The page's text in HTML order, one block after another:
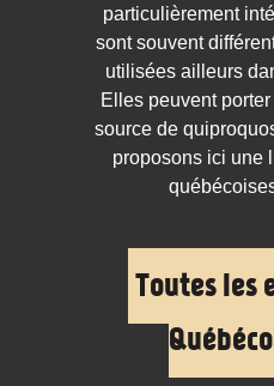
particulièrement
sont souvent
utilisées ailleurs
Elles peuvent
source de
proposons ici une
Toutes les